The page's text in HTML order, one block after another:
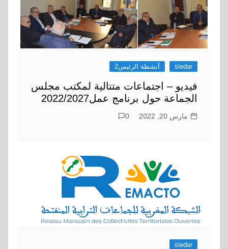
sledar أنشطة الرئيس2
فيديو – اجتماعات متتالية لمكتب مجلس
الجماعة حول برنامج عمل2022/2027
مارس 20, 2022 0
sledar